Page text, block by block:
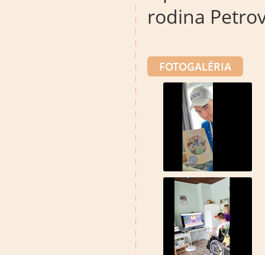
rodina
FOTOGALÉRIA